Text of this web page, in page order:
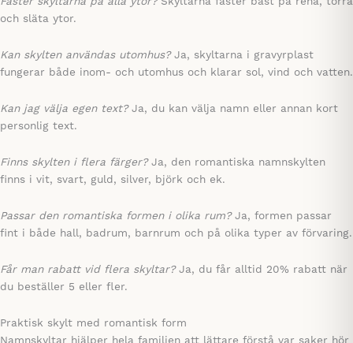
och släta ytor.
Kan skylten användas utomhus?Ja, skyltarna i gravyrplast
fungerar både inom- och utomhus och klarar sol, vind och vatten.
Kan jag välja egen text?Ja, du kan välja namn eller annan kort
personlig text.
Finns skylten i flera färger?Ja, den romantiska namnskylten
finns i vit, svart, guld, silver, björk och ek.
Passar den romantiska formen i olika rum?Ja, formen passar
fint i både hall, badrum, barnrum och på olika typer av förvaring.
Får man rabatt vid flera skyltar?Ja, du får alltid 20% rabatt när
du beställer 5 eller fler.
Praktisk skylt med romantisk form